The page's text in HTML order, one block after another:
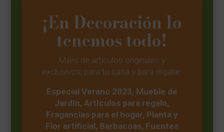
¡En Decoración lo
tenemos todo!
Miles de artículos originales y
exclusivos, para tu casa y para regalar.
Especial Verano 2023, Mueble de
Jardín, Artículos para regalo,
Fragancias para el hogar, Planta y
Flor artificial, Barbacoas, Fuentes